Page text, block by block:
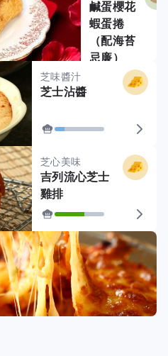
鹹蛋櫻花
蝦蛋捲
（配海苔
忌廉）
芝味醬汁
芝士沾醬
芝心美味
吉列流心芝士
雞排